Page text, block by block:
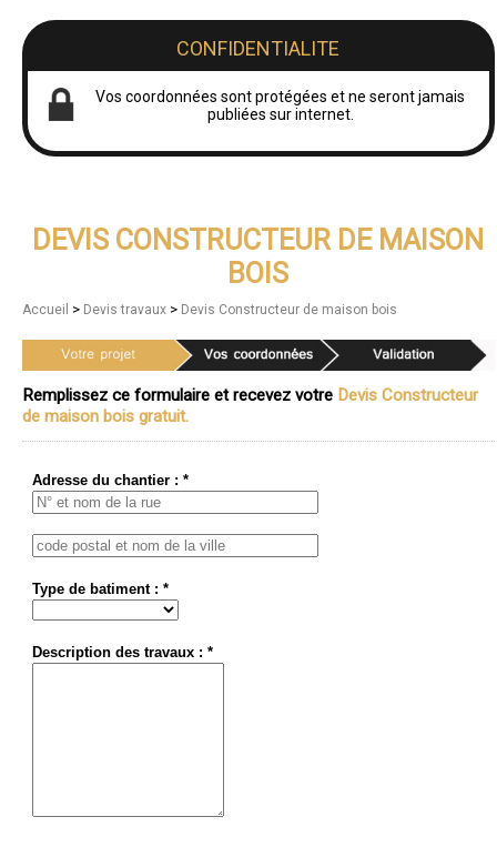
CONFIDENTIALITE
Vos coordonnées sont protégées et ne seront jamais
publiées sur internet.
DEVIS CONSTRUCTEUR DE MAISON
BOIS
Accueil > Devis travaux > Devis Constructeur de maison bois
Remplissez ce formulaire et recevez votre Devis Constructeur
de maison bois gratuit.
Adresse du chantier : *
Type de batiment : *
Description des travaux : *